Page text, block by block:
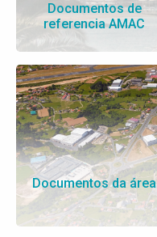
Documentos de
referencia AMAC
Documentos da área